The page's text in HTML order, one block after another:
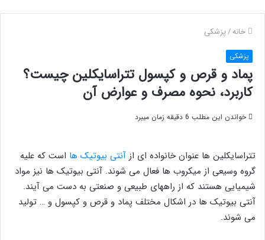
خانه/پزشکی
پزشکی
پماد و قرص و کپسول تتراسایکلین چیست؟
کاربرد، نحوه مصرف و عوارض آن
خواندن این مطلب 6 دقیقه زمان میبرد
تتراسایکلین ها عنوان خانواده ای از آنتی بیوتیک ها است که علیه
گروه وسیعی از میکروب ها فعال می شوند. آنتی بیوتیک ها نیز مواد
شیمیایی هستند که از راههای طبیعی و صنعتی به دست می آیند.
آنتی بیوتیک ها در اشکال مختلف پماد و قرص و کپسول و … تولید
می شوند.